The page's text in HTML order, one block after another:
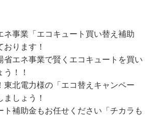
ネ事業「エコキュート買い替え補助
ります！
省エネ事業で賢くエコキュートを買い
！！
東北電力様の「エコ替えキャンペー
ましょう！
ト補助金もお任せください「チカラも